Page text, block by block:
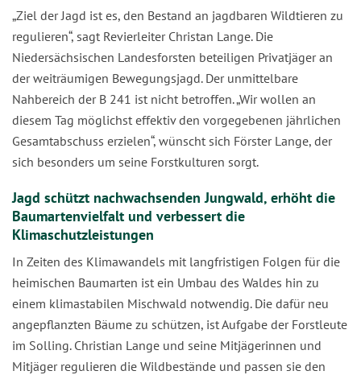
„Ziel der Jagd ist es, den Bestand an jagdbaren Wildtieren zu
regulieren“, sagt Revierleiter Christan Lange. Die
Niedersächsischen Landesforsten beteiligen Privatjäger an
der weiträumigen Bewegungsjagd. Der unmittelbare
Nahbereich der B 241 ist nicht betroffen. „Wir wollen an
diesem Tag möglichst effektiv den vorgegebenen jährlichen
Gesamtabschuss erzielen“, wünscht sich Förster Lange, der
sich besonders um seine Forstkulturen sorgt.
Jagd schützt nachwachsenden Jungwald, erhöht die
Baumartenvielfalt und verbessert die
Klimaschutzleistungen
In Zeiten des Klimawandels mit langfristigen Folgen für die
heimischen Baumarten ist ein Umbau des Waldes hin zu
einem klimastabilen Mischwald notwendig. Die dafür neu
angepflanzten Bäume zu schützen, ist Aufgabe der Forstleute
im Solling. Christian Lange und seine Mitjägerinnen und
Mitjäger regulieren die Wildbestände und passen sie den